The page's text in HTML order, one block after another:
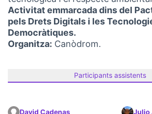
Activitat emmarcada dins del
pels Drets Digitals i les
Democràtiques.
Organitza: Canòdrom.
Participants assistents
David Cadenas Julio